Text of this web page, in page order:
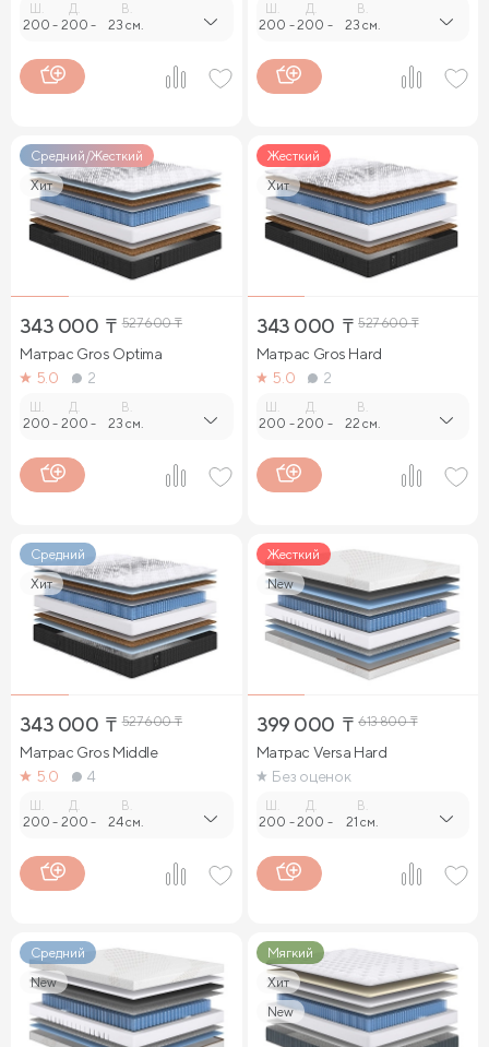
200 -
Д.
200 -
В.
23 см. 200 -
Д.
200 -
В.
23 см.
Средний/Жесткий
Хит
343 000 ₸ 527 600₸
Матрас Gros Optima
5.0
2
200 -
Д.
200 -
В.
23 см.
Жесткий
Хит
343 000 ₸ 527 600₸
Матрас Gros Hard
5.0
2
200 -
Д.
200 -
В.
22 см.
Средний
Хит
343 000 ₸ 527 600₸
Матрас Gros Middle
5.0
4
200 -
Д.
200 -
В.
24 см.
Жесткий
New
399 000 ₸ 613 800₸
Матрас Versa Hard
Без оценок
200 -
Д.
200 -
В.
21 см.
Средний
New
Мягкий
Хит
New